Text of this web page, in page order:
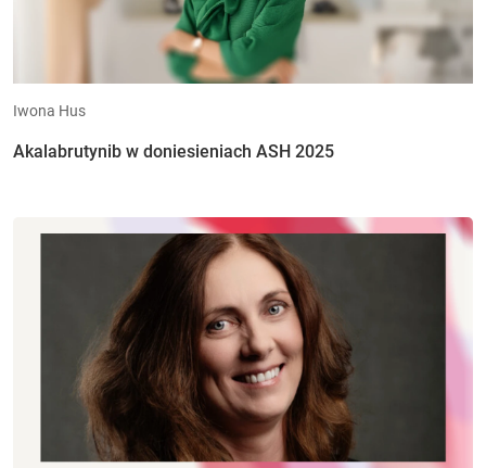
Iwona Hus
Akalabrutynib w doniesieniach ASH 2025